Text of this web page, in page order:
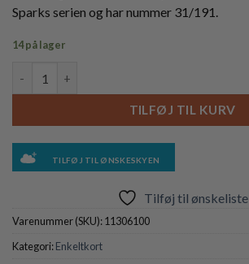
Sparks serien og har nummer 31/191.
14 på lager
TILFØJ TIL KURV
TILFØJ TIL ØNSKESKYEN
Tilføj til ønskeliste
Varenummer (SKU):11306100
Kategori:Enkeltkort